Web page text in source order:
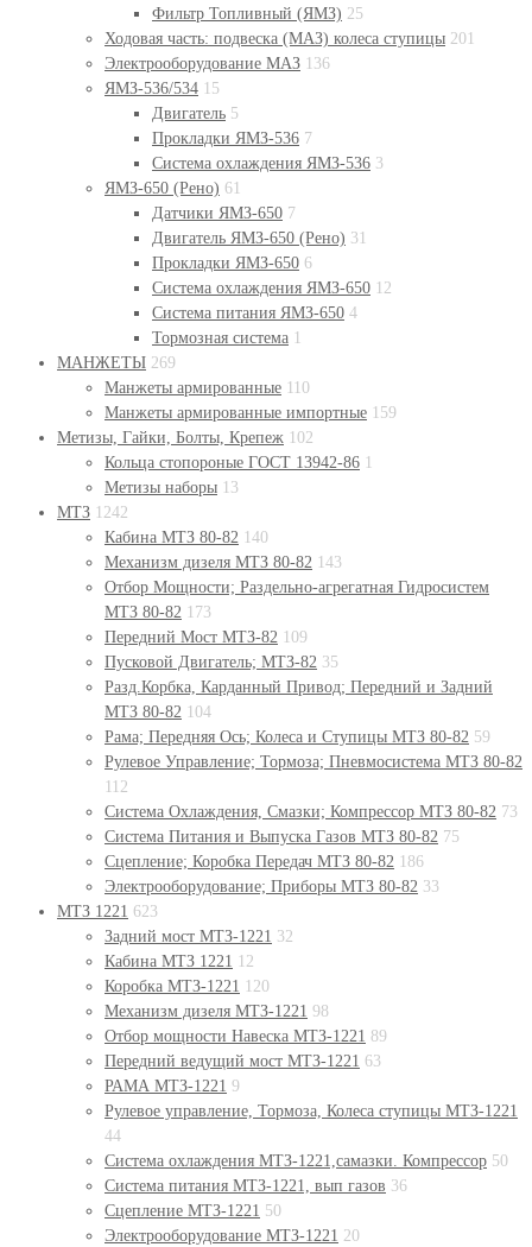
Фильтр Топливный (ЯМЗ) 25
Ходовая часть: подвеска (МАЗ) колеса ступицы 201
Электрооборудование МАЗ 136
ЯМЗ-536/534 15
Двигатель 5
Прокладки ЯМЗ-536 7
Система охлаждения ЯМЗ-536 3
ЯМЗ-650 (Рено) 61
Датчики ЯМЗ-650 7
Двигатель ЯМЗ-650 (Рено) 31
Прокладки ЯМЗ-650 6
Система охлаждения ЯМЗ-650 12
Система питания ЯМЗ-650 4
Тормозная система 1
МАНЖЕТЫ 269
Манжеты армированные 110
Манжеты армированные импортные 159
Метизы, Гайки, Болты, Крепеж 102
Кольца стопороные ГОСТ 13942-86 1
Метизы наборы 13
МТЗ 1242
Кабина МТЗ 80-82 140
Механизм дизеля МТЗ 80-82 143
Отбор Мощности; Раздельно-агрегатная Гидросистем
МТЗ 80-82 173
Передний Мост МТЗ-82 109
Пусковой Двигатель; МТЗ-82 35
Разд.Корбка, Карданный Привод; Передний и Задний
МТЗ 80-82 104
Рама; Передняя Ось; Колеса и Ступицы МТЗ 80-82 59
Рулевое Управление; Тормоза; Пневмосистема МТЗ 80-82
112
Система Охлаждения, Смазки; Компрессор МТЗ 80-82 73
Система Питания и Выпуска Газов МТЗ 80-82 75
Сцепление; Коробка Передач МТЗ 80-82 186
Электрооборудование; Приборы МТЗ 80-82 33
МТЗ 1221 623
Задний мост МТЗ-1221 32
Кабина МТЗ 1221 12
Коробка МТЗ-1221 120
Механизм дизеля МТЗ-1221 98
Отбор мощности Навеска МТЗ-1221 89
Передний ведущий мост МТЗ-1221 63
РАМА МТЗ-1221 9
Рулевое управление, Тормоза, Колеса ступицы МТЗ-1221
44
Система охлаждения МТЗ-1221,самазки. Компрессор 50
Система питания МТЗ-1221, вып газов 36
Сцепление МТЗ-1221 50
Электрооборудование МТЗ-1221 20